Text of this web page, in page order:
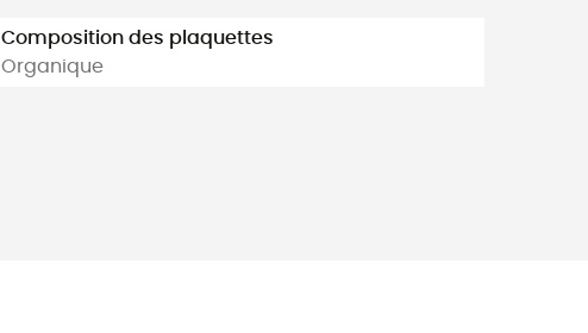
Composition des plaquettes
Organique